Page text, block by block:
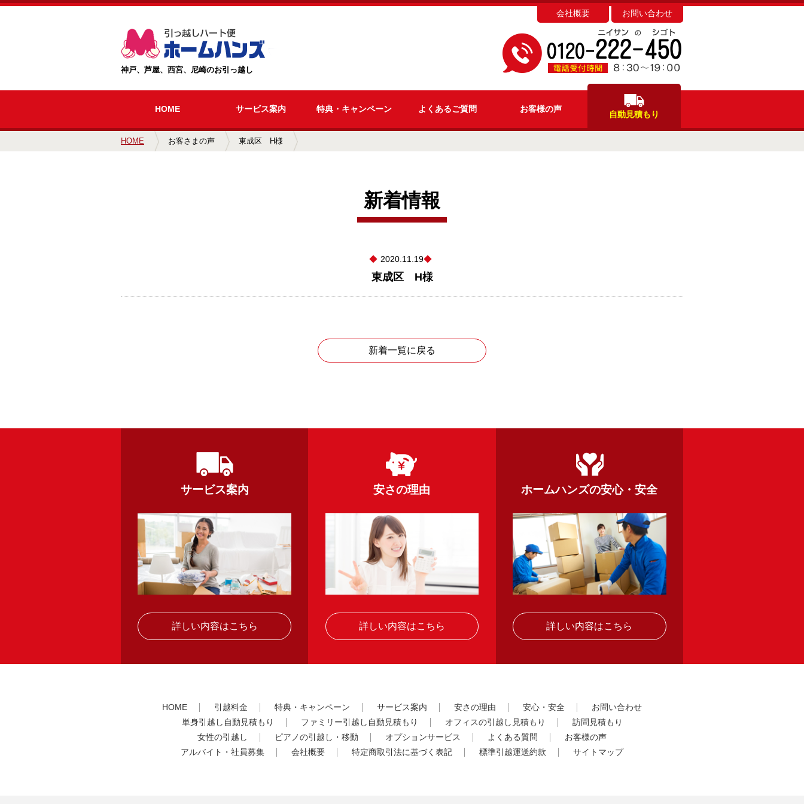
会社概要 お問い合わせ
神戸、芦屋、西宮、尼崎のお引っ越し
HOME サービス案内 特典・ キャンペーン よくあるご質問 お客様の声
自動見積もり
HOME お客さまの声 東成区 H様
新着情報
2020.11.19
東成区 H様
新着一覧に戻る
サービス案内
詳しい内容はこちら
安さの理由
詳しい内容はこちら
ホームハンズの安心・安全
詳しい内容はこちら
HOME 引越料金 特典・キャンペーン サービス案内 安さの理由 安心・安全
お問い合わせ
単身引越し自動見積もり
ファミリー引越し自動見積もり オフィスの引越し見積もり
訪問見積もり
女性の引越し
ピアノの引越し・移動 オプションサービス よくある質問
お客様の声
アルバイト・社員募集
会社概要 特定商取引法に基づく表記 標準引越運送約款 サイトマップ